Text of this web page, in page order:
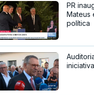
PR
Mateus
política